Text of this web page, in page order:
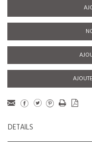
DETAILS